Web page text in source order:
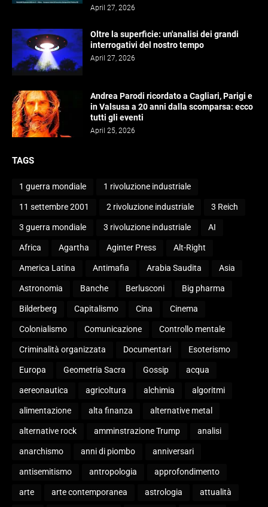
April 27, 2026
Oltre la superficie: un'analisi dei grandi
interrogativi del nostro tempo
April 27, 2026
Andrea Parodi ricordato a Cagliari, Parigi e
in Valsusa a 20 anni dalla scomparsa: ecco
tutti gli eventi
April 25, 2026
TAGS
1 guerra mondiale 1 rivoluzione industriale
11 settembre 2001 2 rivoluzione industriale 3 Reich
3 guerra mondiale 3 rivoluzione industriale AI
Africa Agartha Aginter Press Alt-Right
America Latina Antimafia Arabia Saudita Asia
Astronomia Banche Berlusconi Big pharma
Bilderberg Capitalismo Cina Cinema
Colonialismo Comunicazione Controllo mentale
Criminalità organizzata Documentari Esoterismo
Europa Geometria Sacra Gossip acqua
aereonautica agricoltura alchimia algoritmi
alimentazione alta finanza alternative metal
alternative rock amminstrazione Trump analisi
anarchismo anni di piombo anniversari
antisemitismo antropologia approfondimento
arte arte contemporanea astrologia attualità